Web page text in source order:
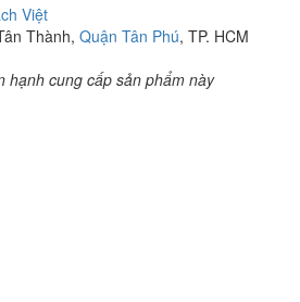
Việt
Thành, Quận Tân Phú, TP. HCM
hạnh cung cấp sản phẩm này